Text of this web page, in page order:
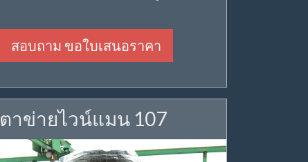
สอบถาม ขอใบเสนอราคา
ตาข่ายไวน์แมน 107